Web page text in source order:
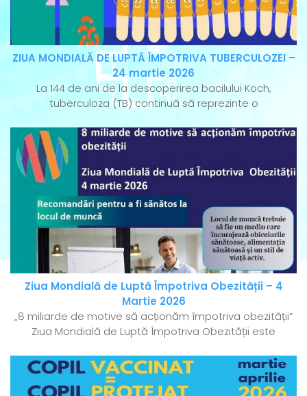
ZIUA MONDIALĂ DE LUPTĂ ÎMPOTRIVA TUBERCULOZEI –
24 martie 2026
La 144 de ani de la descoperirea bacilului Koch,
tuberculoza (TB) continuă să reprezinte o
Ziua Mondială de Luptă Împotriva Obezității – 4
Martie 2026
„8 miliarde de motive să acționăm împotriva obezității”
Ziua Mondială de Luptă Împotriva Obezității este